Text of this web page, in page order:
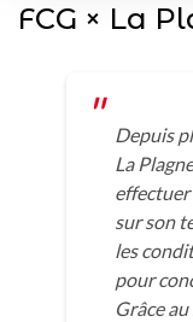
FCG × La
Depuis
La
sur son
les
pour
Grâce